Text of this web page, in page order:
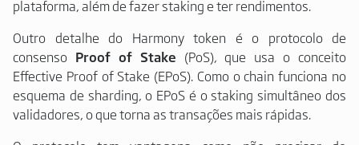
plataforma, além de fazer staking e ter rendimentos.
Outro detalhe do Harmony token é o protocolo de
consenso Proof of Stake (PoS), que usa o conceito
Effective Proof of Stake (EPoS). Como o chain funciona no
esquema de sharding, o EPoS é o staking simultâneo dos
validadores, o que torna as transações mais rápidas.